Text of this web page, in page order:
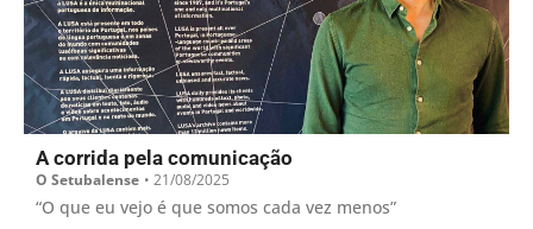
A corrida pela comunicação
O Setubalense • 21/08/2025
“O que eu vejo é que somos cada vez menos”